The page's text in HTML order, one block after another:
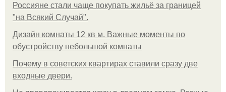
Россияне стали чаще покупать жильё за границей
"на Всякий Случай".
Дизайн комнаты 12 кв м. Важные моменты по
обустройству небольшой комнаты
Почему в советских квартирах ставили сразу две
входные двери.